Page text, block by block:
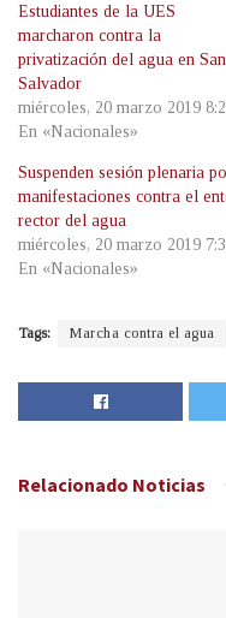
Estudiantes de la UES
marcharon contra la
privatización del agua en San
Salvador
miércoles, 20 marzo 2019
En «Nacionales»
Suspenden sesión plenaria
manifestaciones contra el
rector del agua
miércoles, 20 marzo 2019
En «Nacionales»
Tags: Marcha contra el agua
Relacionado Noticias